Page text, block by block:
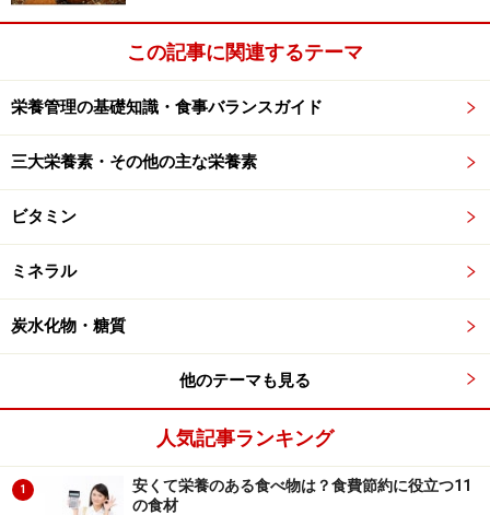
この記事に関連するテーマ
栄養管理の基礎知識・食事バランスガイド
三大栄養素・その他の主な栄養素
ビタミン
ミネラル
炭水化物・糖質
他のテーマも見る
人気記事ランキング
1
安くて栄養のある食べ物は？食費節約に役立つ11
の食材